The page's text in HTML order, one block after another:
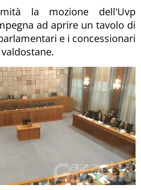
la mozione dell'Uvp
ad aprire un tavolo di
e i concessionari